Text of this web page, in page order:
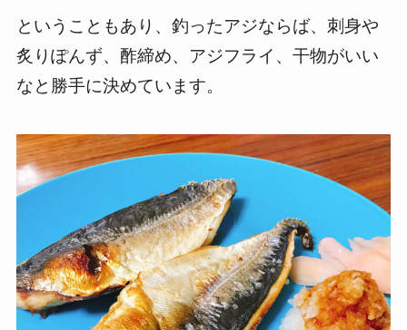
ということもあり、釣ったアジならば、刺身や
炙りぽんず、酢締め、アジフライ、干物がいい
なと勝手に決めています。